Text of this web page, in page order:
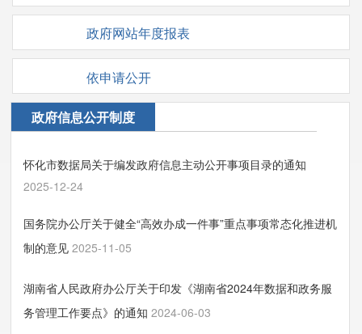
政府网站年度报表
依申请公开
政府信息公开制度
怀化市数据局关于编发政府信息主动公开事项目录的通知
2025-12-24
国务院办公厅关于健全“高效办成一件事”重点事项常态化推进机
制的意见 2025-11-05
湖南省人民政府办公厅关于印发《湖南省2024年数据和政务服
务管理工作要点》的通知 2024-06-03